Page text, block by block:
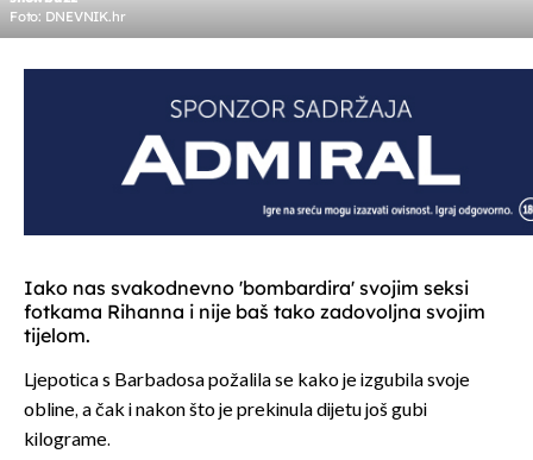
Foto: DNEVNIK.hr
Iako nas svakodnevno 'bombardira' svojim seksi
fotkama Rihanna i nije baš tako zadovoljna svojim
tijelom.
Ljepotica s Barbadosa požalila se kako je izgubila svoje
obline, a čak i nakon što je prekinula dijetu još gubi
kilograme.